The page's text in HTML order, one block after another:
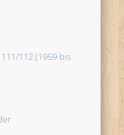
112 (1959 bis